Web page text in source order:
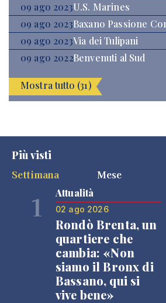
09 ago 2023U.S. Marines
09 ago 2023Baxano Passione
09 ago 2023Via dei Tulipani
09 ago 2022Benvenuti al Sud
Mostra tutto (31)
Più visti
Settimana
Mese
1 Attualità
02 ago 2026
Rondò Brenta, un
quartiere che
cambia: «Non
siamo il Bronx di
Bassano, qui si
vive bene»